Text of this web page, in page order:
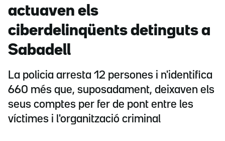
actuaven els
ciberdelinqüents detinguts a
Sabadell
La policia arresta 12 persones i n'identifica
660 més que, suposadament, deixaven els
seus comptes per fer de pont entre les
víctimes i l'organització criminal